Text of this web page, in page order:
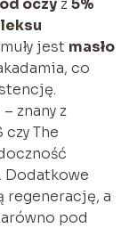
oczyz5%
jest masło
co
– znany z
The
Dodatkowe
a
pod